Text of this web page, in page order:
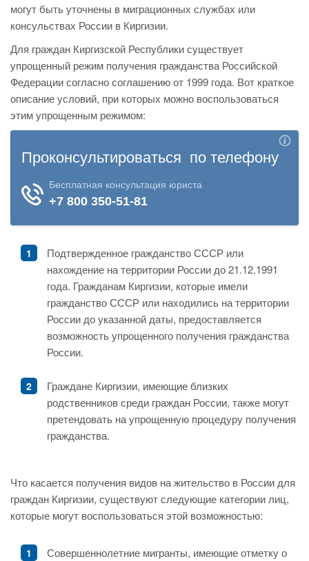
могут быть уточнены в миграционных службах или
консульствах России в Киргизии.
Для граждан Киргизской Республики существует
упрощенный режим получения гражданства Российской
Федерации согласно соглашению от 1999 года. Вот краткое
описание условий, при которых можно воспользоваться
этим упрощенным режимом:
Подтвержденное гражданство СССР или
нахождение на территории России до 21.12.1991
года. Гражданам Киргизии, которые имели
гражданство СССР или находились на территории
России до указанной даты, предоставляется
возможность упрощенного получения гражданства
России.
Граждане Киргизии, имеющие близких
родственников среди граждан России, также могут
претендовать на упрощенную процедуру получения
гражданства.
Что касается получения видов на жительство в России для
граждан Киргизии, существуют следующие категории лиц,
которые могут воспользоваться этой возможностью:
Совершеннолетние мигранты, имеющие отметку о